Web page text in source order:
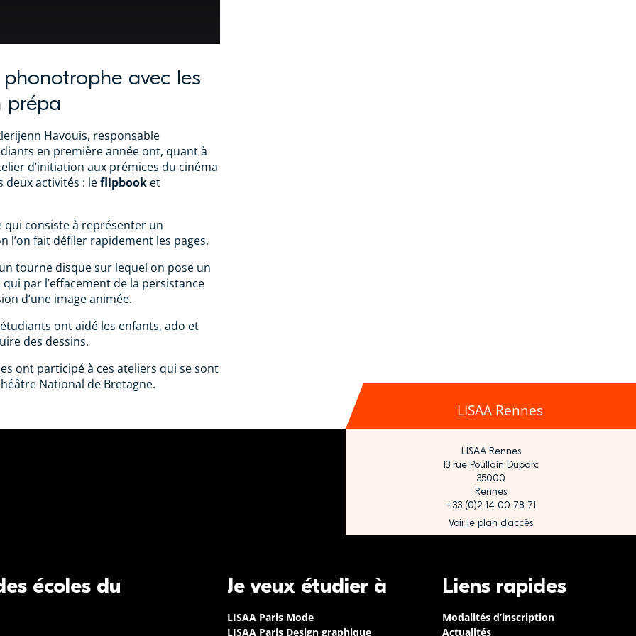
avec les
prépa
Havouis, responsable
en première année ont, quant à
d’initiation aux prémices du cinéma
deux activités : leflipbook et
qui consiste à représenter un
l’on fait défiler rapidement les pages.
tourne disque sur lequel on pose un
par l’effacement de la persistance
d’une image animée.
ont aidé les enfants, ado et
des dessins.
ont participé à ces ateliers qui se sont
National de Bretagne.
LISAA Rennes
LISAA Rennes
13 rue Poullain Duparc
35000
Rennes
+33 (0)2 14 00 78 71
Voir le plan d’accès
écoles du Je veux étudier à
LISAA Paris Mode
LISAA Paris Design graphique
Liens rapides
Modalités d’inscription
Actualités